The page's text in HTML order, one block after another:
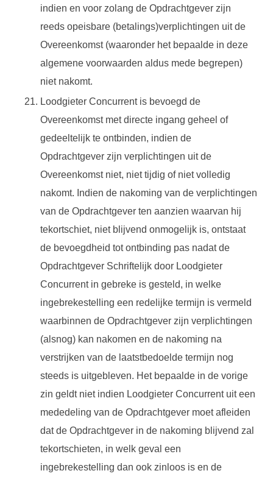
indien en voor zolang de Opdrachtgever zijn
reeds opeisbare (betalings)verplichtingen uit de
Overeenkomst (waaronder het bepaalde in deze
algemene voorwaarden aldus mede begrepen)
niet nakomt.
Loodgieter Concurrent is bevoegd de
Overeenkomst met directe ingang geheel of
gedeeltelijk te ontbinden, indien de
Opdrachtgever zijn verplichtingen uit de
Overeenkomst niet, niet tijdig of niet volledig
nakomt. Indien de nakoming van de verplichtingen
van de Opdrachtgever ten aanzien waarvan hij
tekortschiet, niet blijvend onmogelijk is, ontstaat
de bevoegdheid tot ontbinding pas nadat de
Opdrachtgever Schriftelijk door Loodgieter
Concurrent in gebreke is gesteld, in welke
ingebrekestelling een redelijke termijn is vermeld
waarbinnen de Opdrachtgever zijn verplichtingen
(alsnog) kan nakomen en de nakoming na
verstrijken van de laatstbedoelde termijn nog
steeds is uitgebleven. Het bepaalde in de vorige
zin geldt niet indien Loodgieter Concurrent uit een
mededeling van de Opdrachtgever moet afleiden
dat de Opdrachtgever in de nakoming blijvend zal
tekortschieten, in welk geval een
ingebrekestelling dan ook zinloos is en de